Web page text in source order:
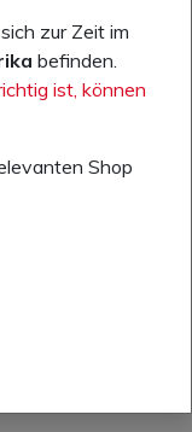
zur Zeit im
befinden.
ist, können
Shop